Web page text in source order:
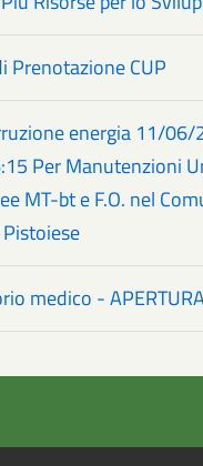
Prenotazione CUP
energia 11/06/
Per Manutenzioni
MT-bt e F.O. nel
medico -